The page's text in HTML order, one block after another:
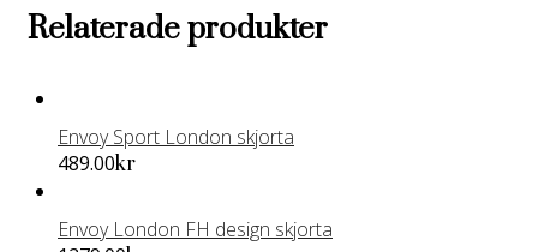
Relaterade produkter
Envoy Sport London skjorta
Den
har
489.00kr
Envoy London FH design skjorta